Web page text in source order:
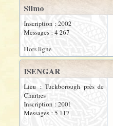
Silmo
Inscription : 2002
Messages : 4 267
Hors ligne
ISENGAR
Lieu : Tuckborough près de
Chartres
Inscription : 2001
Messages : 5 117